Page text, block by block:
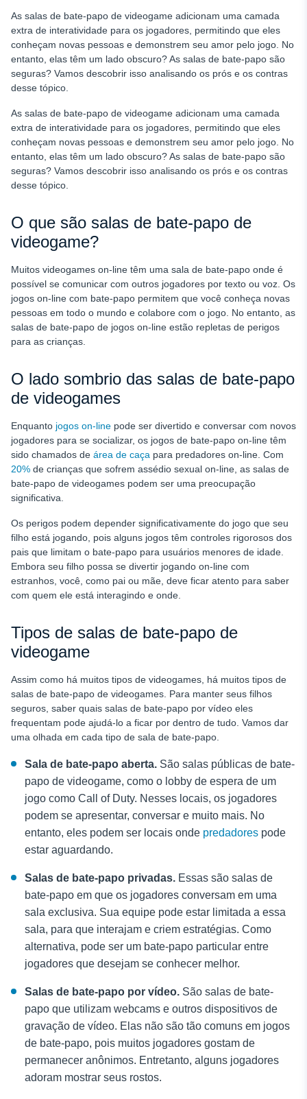
As salas de bate-papo de videogame adicionam uma camada
extra de interatividade para os jogadores, permitindo que eles
conheçam novas pessoas e demonstrem seu amor pelo jogo. No
entanto, elas têm um lado obscuro? As salas de bate-papo são
seguras? Vamos descobrir isso analisando os prós e os contras
desse tópico.
As salas de bate-papo de videogame adicionam uma camada
extra de interatividade para os jogadores, permitindo que eles
conheçam novas pessoas e demonstrem seu amor pelo jogo. No
entanto, elas têm um lado obscuro? As salas de bate-papo são
seguras? Vamos descobrir isso analisando os prós e os contras
desse tópico.
O que são salas de bate-papo de
videogame?
Muitos videogames on-line têm uma sala de bate-papo onde é
possível se comunicar com outros jogadores por texto ou voz. Os
jogos on-line com bate-papo permitem que você conheça novas
pessoas em todo o mundo e colabore com o jogo. No entanto, as
salas de bate-papo de jogos on-line estão repletas de perigos
para as crianças.
O lado sombrio das salas de bate-papo
de videogames
Enquanto jogos on-line pode ser divertido e conversar com novos
jogadores para se socializar, os jogos de bate-papo on-line têm
sido chamados de área de caça para predadores on-line. Com
20% de crianças que sofrem assédio sexual on-line, as salas de
bate-papo de videogames podem ser uma preocupação
significativa.
Os perigos podem depender significativamente do jogo que seu
filho está jogando, pois alguns jogos têm controles rigorosos dos
pais que limitam o bate-papo para usuários menores de idade.
Embora seu filho possa se divertir jogando on-line com
estranhos, você, como pai ou mãe, deve ficar atento para saber
com quem ele está interagindo e onde.
Tipos de salas de bate-papo de
videogame
Assim como há muitos tipos de videogames, há muitos tipos de
salas de bate-papo de videogames. Para manter seus filhos
seguros, saber quais salas de bate-papo por vídeo eles
frequentam pode ajudá-lo a ficar por dentro de tudo. Vamos dar
uma olhada em cada tipo de sala de bate-papo.
Sala de bate-papo aberta. São salas públicas de bate-
papo de videogame, como o lobby de espera de um
jogo como Call of Duty. Nesses locais, os jogadores
podem se apresentar, conversar e muito mais. No
entanto, eles podem ser locais onde predadores pode
estar aguardando.
Salas de bate-papo privadas. Essas são salas de
bate-papo em que os jogadores conversam em uma
sala exclusiva. Sua equipe pode estar limitada a essa
sala, para que interajam e criem estratégias. Como
alternativa, pode ser um bate-papo particular entre
jogadores que desejam se conhecer melhor.
Salas de bate-papo por vídeo. São salas de bate-
papo que utilizam webcams e outros dispositivos de
gravação de vídeo. Elas não são tão comuns em jogos
de bate-papo, pois muitos jogadores gostam de
permanecer anônimos. Entretanto, alguns jogadores
adoram mostrar seus rostos.
Cyberbullying
Incentivo ao suicídio
Exposição de informações pessoais
Mentindo sobre quem são
Como proteger seus filhos de salas de bate-papo abertas
em plataformas de videogame
Como conversar com seus filhos sobre isso
Como monitorar seus filhos
PERGUNTAS FREQUENTES